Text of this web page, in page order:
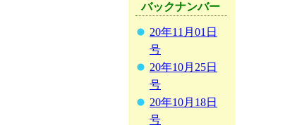
バックナンバー
20年11月01日
号
20年10月25日
号
20年10月18日
号